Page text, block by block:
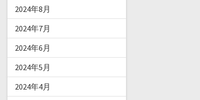
2024年8月
2024年7月
2024年6月
2024年5月
2024年4月